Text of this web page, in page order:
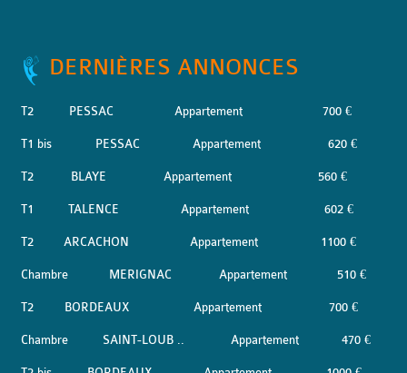
DERNIÈRES ANNONCES
T2 PESSAC Appartement 700 €
T1 bis PESSAC Appartement 620 €
T2 BLAYE Appartement 560 €
T1 TALENCE Appartement 602 €
T2 ARCACHON Appartement 1100 €
Chambre MERIGNAC Appartement 510 €
T2 BORDEAUX Appartement 700 €
Chambre SAINT-LOUB .. Appartement 470 €